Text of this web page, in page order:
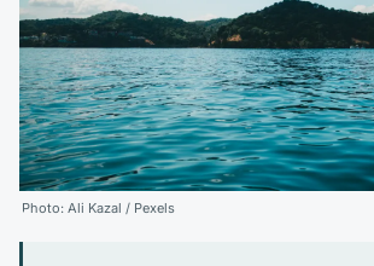
Photo: Ali Kazal / Pexels